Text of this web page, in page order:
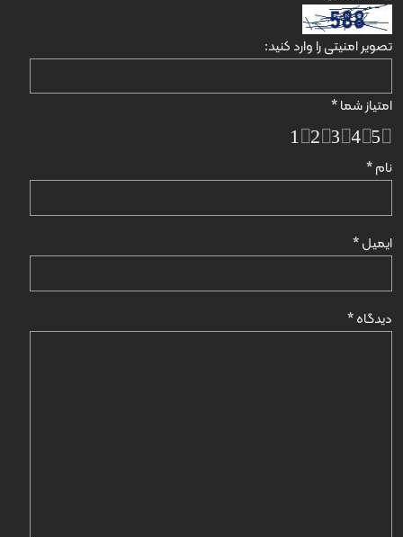
دیدگاه*
نام*
ایمیل*
تصویر امنیتی را وارد کنید:
امتیاز شما*
5
4
3
2
1